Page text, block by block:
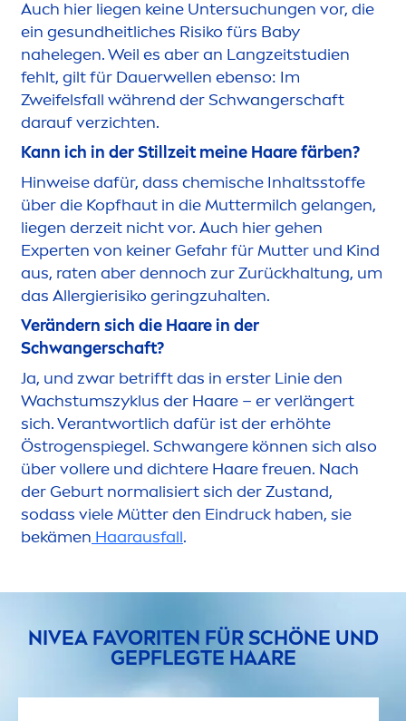
Auch hier liegen keine Untersuchungen vor, die
ein gesundheitliches Risiko fürs Baby
nahelegen. Weil es aber an Langzeitstudien
fehlt, gilt für Dauerwellen ebenso: Im
Zweifelsfall während der Schwangerschaft
darauf verzichten.
Kann ich in der Stillzeit meine Haare färben?
Hinweise dafür, dass chemische Inhaltsstoffe
über die Kopfhaut in die Muttermilch gelangen,
liegen derzeit nicht vor. Auch hier gehen
Experten von keiner Gefahr für Mutter und Kind
aus, raten aber dennoch zur Zurückhaltung, um
das Allergierisiko geringzuhalten.
Verändern sich die Haare in der
Schwangerschaft?
Ja, und zwar betrifft das in erster Linie den
Wachstumszyklus der Haare – er verlängert
sich. Verantwortlich dafür ist der erhöhte
Östrogenspiegel. Schwangere können sich also
über vollere und dichtere Haare freuen. Nach
der Geburt normalisiert sich der Zustand,
sodass viele Mütter den Eindruck haben, sie
bekämen Haarausfall.
NIVEAFAVORITEN FÜR SCHÖNE UND
GEPFLEGTE HAARE